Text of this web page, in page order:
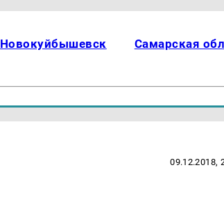
Новокуйбышевск Самарская
09.12.2018,